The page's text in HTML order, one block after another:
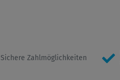
Sichere Zahlmöglichkeiten